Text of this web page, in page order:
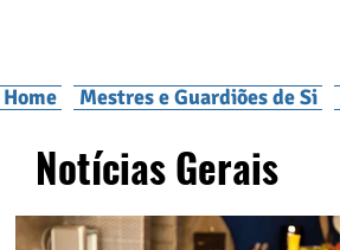
Home Mestres e Guardiões de Si
Notícias Gerais